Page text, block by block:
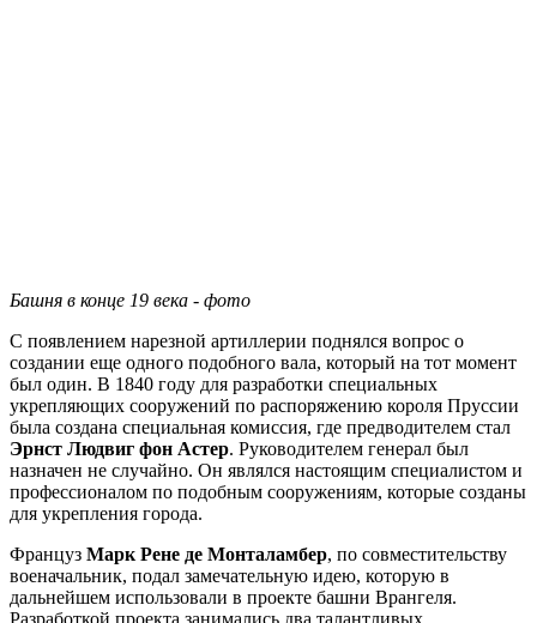
Башня в конце 19 века - фото
С появлением нарезной артиллерии поднялся вопрос о
создании еще одного подобного вала, который на тот момент
был один. В 1840 году для разработки специальных
укрепляющих сооружений по распоряжению короля Пруссии
была создана специальная комиссия, где предводителем стал
Эрнст Людвиг фон Астер. Руководителем генерал был
назначен не случайно. Он являлся настоящим специалистом и
профессионалом по подобным сооружениям, которые созданы
для укрепления города.
Француз Марк Рене де Монталамбер, по совместительству
военачальник, подал замечательную идею, которую в
дальнейшем использовали в проекте башни Врангеля.